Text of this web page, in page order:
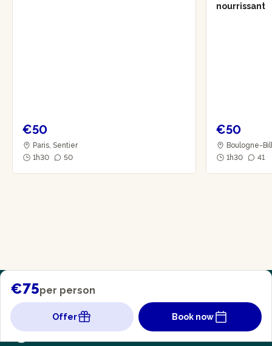
€50
Paris, Sentier
1h30
50
nourrissant
€50
Boulogne-
1h30
41
€75per person
Offer Book now